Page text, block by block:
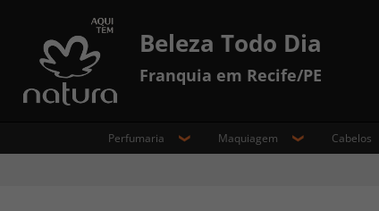
Beleza Todo Dia
Franquia em Recife/PE
Perfumaria Maquiagem Cabelos